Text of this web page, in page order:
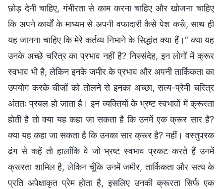
छोड़ देनी चाहिए, गंभीरता से काम करना चाहिए और खोजना चाहिए
कि अपने कार्यों के माध्यम से अपनी वफादारी कैसे पेश करूँ, साथ ही
यह जानना चाहिए कि मेरे कर्तव्य निभाने के सिद्धांत क्या हैं।” क्या यह
उनके अच्छे चरित्र का प्रभाव नहीं है? निस्संदेह, इन लोगों में क्रूर
स्वभाव भी है, लेकिन इनके जमीर के प्रभाव और अपनी तार्किकता का
उपयोग करके चीजों को तोलने से इनका अच्छा, सत्य-प्रेमी चरित्र
अंततः प्रबल हो जाता है। इन व्यक्तियों के भ्रष्ट स्वभावों में क्रूरता
होती है तो क्या यह कहा जा सकता है कि उनमें एक क्रूर सार है?
क्या यह कहा जा सकता है कि उनका सार क्रूर है? नहीं। वस्तुपरक
ढंग से कहें तो हालाँकि वे जो भ्रष्ट स्वभाव प्रकट करते हैं उनमें
क्रूरता शामिल है, लेकिन चूँकि उनमें जमीर, तार्किकता और सत्य के
प्रति अपेक्षाकृत प्रेम होता है, इसलिए उनकी क्रूरता सिर्फ एक